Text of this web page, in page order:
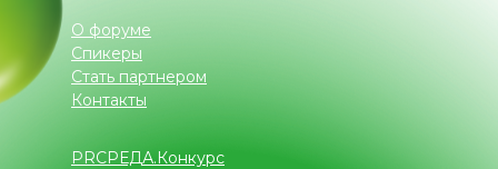
О форуме
Спикеры
Стать партнером
Контакты
PRСРЕДА.Конкурс